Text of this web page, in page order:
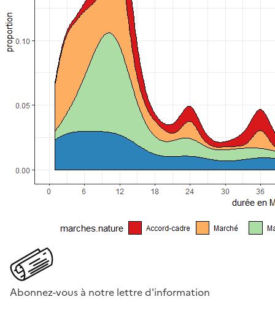
Abonnez-vous à notre lettre d'information